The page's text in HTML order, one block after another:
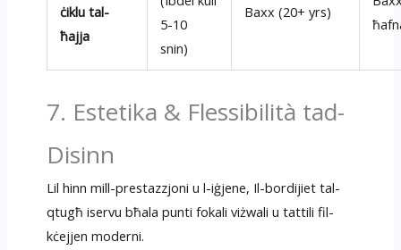
ċiklu tal-
ħajja
5-10
snin)
Baxx (20+ yrs)
7. Estetika & Flessibilità tad-
Disinn
Lil hinn mill-prestazzjoni u l-iġjene, Il-bordijiet tal-
qtugħ iservu bħala punti fokali viżwali u tattili fil-
kċejjen moderni.